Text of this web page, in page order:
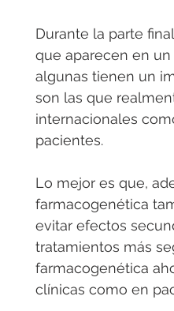
Durante la parte
que aparecen en
algunas tienen un
son las que
internacionales
pacientes.
Lo mejor es que,
farmacogenética
evitar efectos
tratamientos más
farmacogenética
clínicas como en